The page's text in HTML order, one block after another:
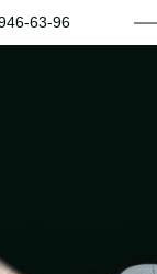
63-96